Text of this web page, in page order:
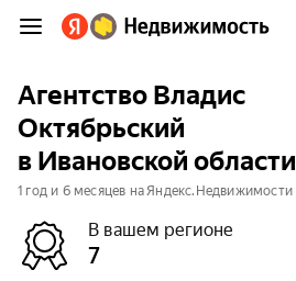
Агентство Владис
Октябрьский
в Ивановской области
1 год и 6 месяцев на Яндекс.Недвижимости
В вашем регионе
7